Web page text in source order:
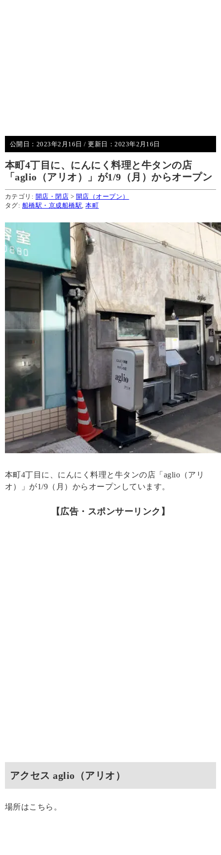
公開日： 2023年2月16日 / 更新日：2023年2月16日
本町4丁目に、にんにく料理と牛タンの店
「aglio（アリオ）」が1/9（月）からオープン
カテゴリ: 開店・閉店 > 開店（オープン）
タグ: 船橋駅・京成船橋駅 ,本町
本町4丁目に、にんにく料理と牛タンの店「aglio（アリ
オ）」が1/9（月）からオープンしています。
【広告・スポンサーリンク】
アクセス aglio（アリオ）
場所はこちら。